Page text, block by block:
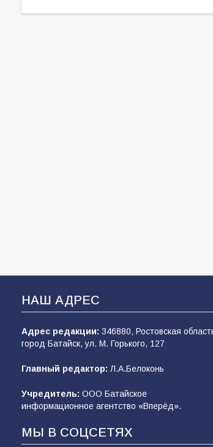
НАШ АДРЕС
Адрес редакции: 346880, Ростовская
город Батайск, ул. М. Горького, 127
Главный редактор: Л.А.Белоконь
Учредитель: ООО Батайское
информационное агентство «Вперёд».
МЫ В СОЦСЕТЯХ